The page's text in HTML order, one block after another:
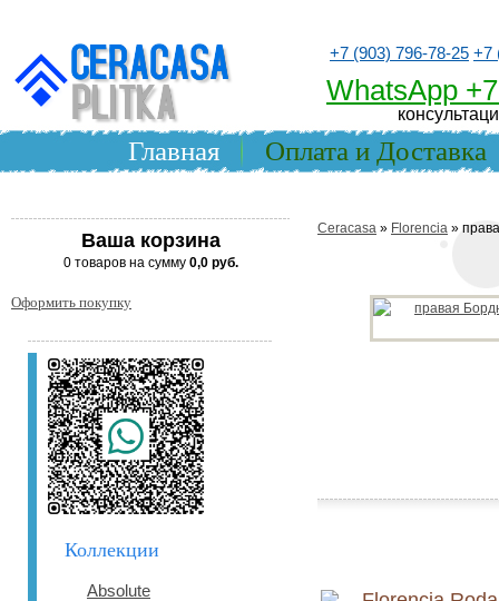
+7 (903) 796-78-25 +7
WhatsApp
Главная Оплата и Доставка
Ваша корзина
0 товаров на сумму 0,0 руб.
Оформить покупку
Коллекции
Absolute
Ceracasa » Florencia »